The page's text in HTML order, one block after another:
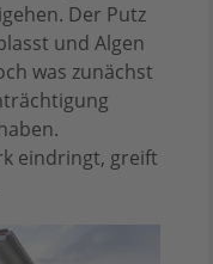
Der Putz
und Algen
was zunächst
eindringt, greift